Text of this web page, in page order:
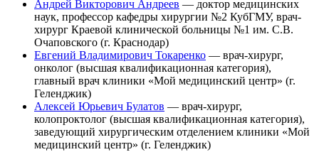
Андрей Викторович Андреев — доктор медицинских
наук, профессор кафедры хирургии №2 КубГМУ, врач-
хирург Краевой клинической больницы №1 им. С.В.
Очаповского (г. Краснодар)
Евгений Владимирович Токаренко — врач-хирург,
онколог (высшая квалификационная категория),
главный врач клиники «Мой медицинский центр» (г.
Геленджик)
Алексей Юрьевич Булатов — врач-хирург,
колопроктолог (высшая квалификационная категория),
заведующий хирургическим отделением клиники «Мой
медицинский центр» (г. Геленджик)